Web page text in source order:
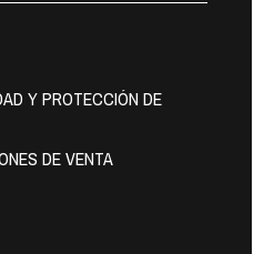
Y PROTECCIÓN DE
DE VENTA